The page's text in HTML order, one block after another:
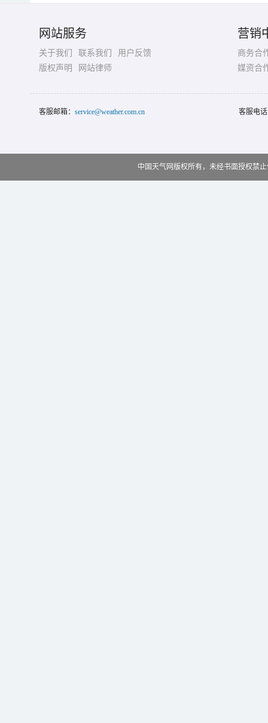
网站服务
关于我们 联系我们
用户反馈
版权声明
网站律师
营销
商务合
媒资合
客服邮箱： service@weather.com.cn 客服电
中国天气网版权所有，未经书面授权